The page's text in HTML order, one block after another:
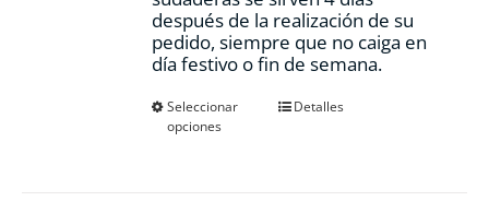
después de la realización de su
pedido, siempre que no caiga en
día festivo o fin de semana.
Seleccionar
opciones
EsteDetalles